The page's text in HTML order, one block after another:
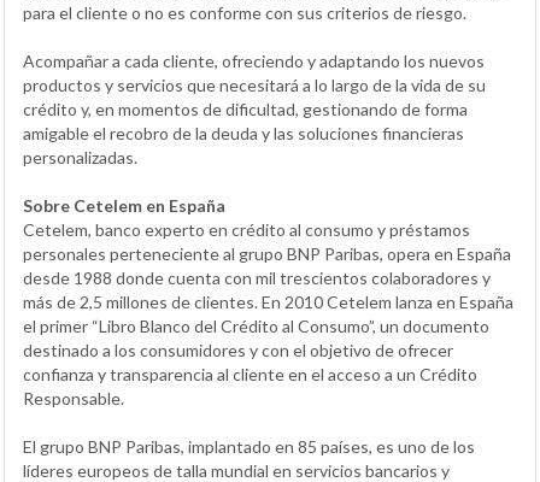
para el cliente o no es conforme con sus criterios de riesgo.
Acompañar a cada cliente, ofreciendo y adaptando los nuevos
productos y servicios que necesitará a lo largo de la vida de su
crédito y, en momentos de dificultad, gestionando de forma
amigable el recobro de la deuda y las soluciones financieras
personalizadas.
Sobre Cetelem en España
Cetelem, banco experto en crédito al consumo y préstamos
personales perteneciente al grupo BNP Paribas, opera en España
desde 1988 donde cuenta con mil trescientos colaboradores y
más de 2,5 millones de clientes. En 2010 Cetelem lanza en España
el primer “Libro Blanco del Crédito al Consumo”, un documento
destinado a los consumidores y con el objetivo de ofrecer
confianza y transparencia al cliente en el acceso a un Crédito
Responsable.
El grupo BNP Paribas, implantado en 85 países, es uno de los
líderes europeos de talla mundial en servicios bancarios y